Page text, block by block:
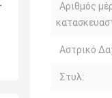
Αριθμός
Αστρικό
Στυλ: